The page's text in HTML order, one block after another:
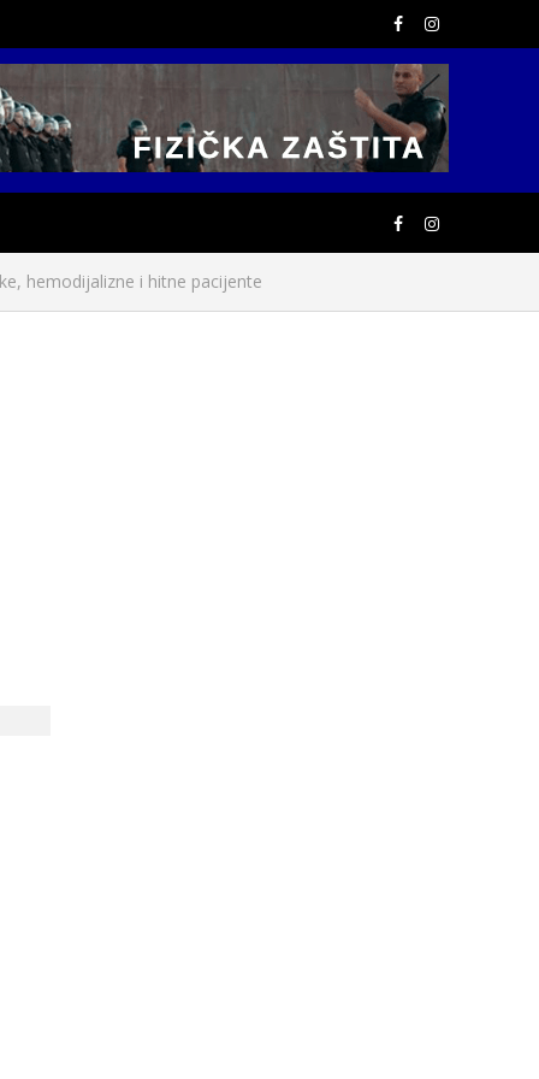
hemodijalizne i hitne pacijente